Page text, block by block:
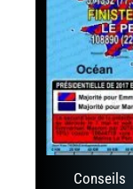
Conseils